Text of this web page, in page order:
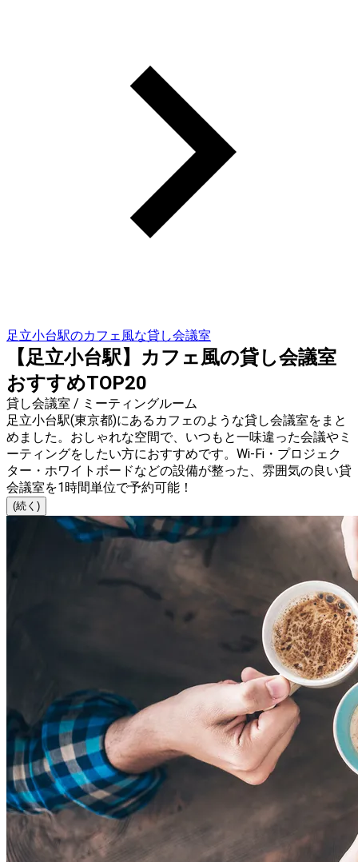
足立小台駅のカフェ風な貸し会議室
【足立小台駅】カフェ風の貸し会議室
おすすめTOP20
貸し会議室 / ミーティングルーム
足立小台駅(東京都)にあるカフェのような貸し会議室をまと
めました。おしゃれな空間で、いつもと一味違った会議やミ
ーティングをしたい方におすすめです。Wi-Fi・プロジェク
ター・ホワイトボードなどの設備が整った、雰囲気の良い貸
会議室を1時間単位で予約可能！
(続く)